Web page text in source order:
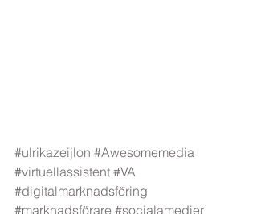
#ulrikazeijlon #Awesomemedia
#virtuellassistent #VA
#digitalmarknadsföring
#marknadsförare #socialamedier